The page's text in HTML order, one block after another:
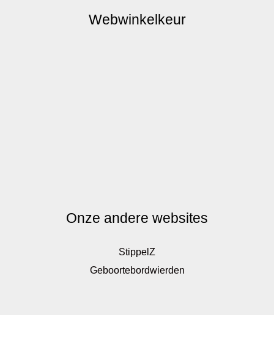
Webwinkelkeur
Onze andere websites
StippelZ
Geboortebordwierden